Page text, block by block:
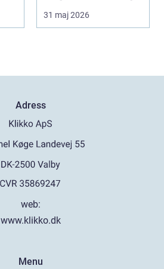
arbetsmoment.
Däckva...
31 maj 2026
Adress
web:
www.klikko.dk
Menu